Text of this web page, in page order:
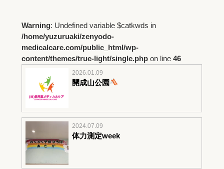
Warning: Undefined variable $catkwds in
/home/yuzuruaki/zenyodo-
medicalcare.com/public_html/wp-
content/themes/true-light/single.phpon line 46
2026.01.09
開成山公園
2024.07.09
体力測定week